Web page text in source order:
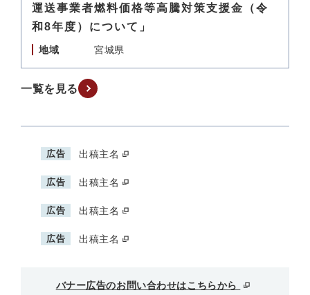
運送事業者燃料価格等高騰対策支援金（令
和8年度）について」
地域 宮城県
一覧を見る
広告 出稿主名
広告 出稿主名
広告 出稿主名
広告 出稿主名
バナー広告のお問い合わせはこちらから